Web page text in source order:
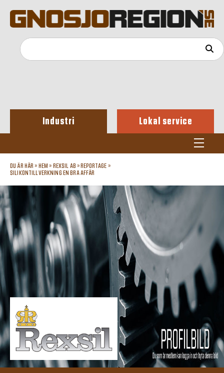
Industri Lokal service
DU ÄR HÄR » HEM » REXSIL AB » REPORTAGE »
SILIKONTILLVERKNING EN BRA AFFÄR